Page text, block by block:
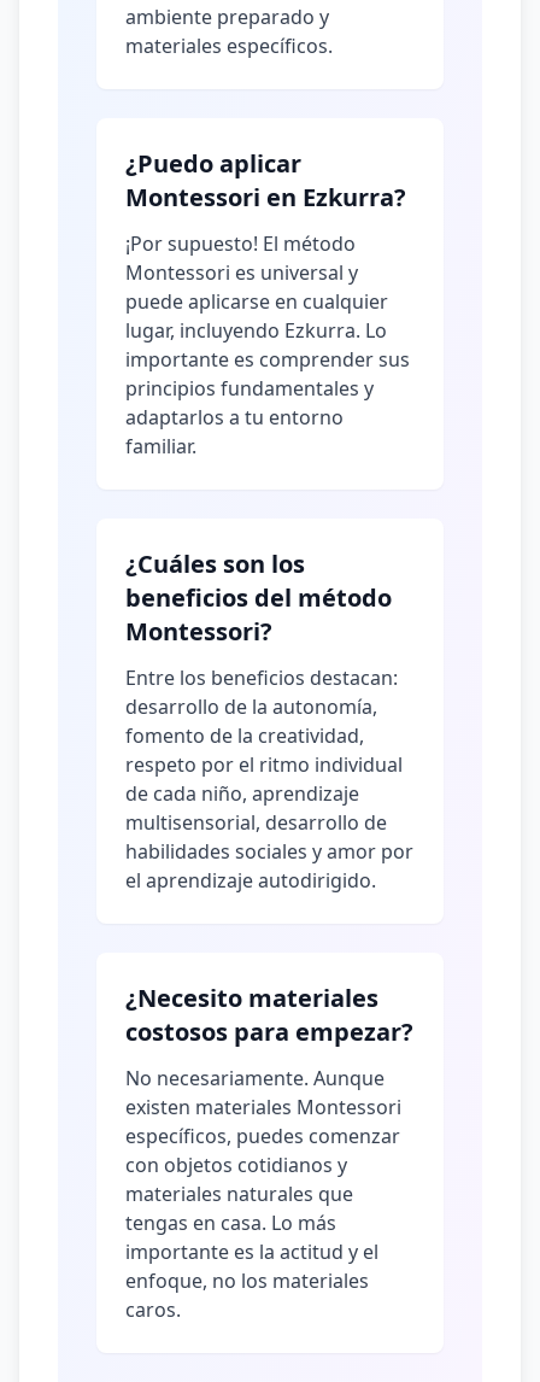
ambiente preparado y
materiales específicos.
¿Puedo aplicar
Montessori en Ezkurra?
¡Por supuesto! El método
Montessori es universal y
puede aplicarse en cualquier
lugar, incluyendo Ezkurra. Lo
importante es comprender sus
principios fundamentales y
adaptarlos a tu entorno
familiar.
¿Cuáles son los
beneficios del método
Montessori?
Entre los beneficios destacan:
desarrollo de la autonomía,
fomento de la creatividad,
respeto por el ritmo individual
de cada niño, aprendizaje
multisensorial, desarrollo de
habilidades sociales y amor por
el aprendizaje autodirigido.
¿Necesito materiales
costosos para empezar?
No necesariamente. Aunque
existen materiales Montessori
específicos, puedes comenzar
con objetos cotidianos y
materiales naturales que
tengas en casa. Lo más
importante es la actitud y el
enfoque, no los materiales
caros.